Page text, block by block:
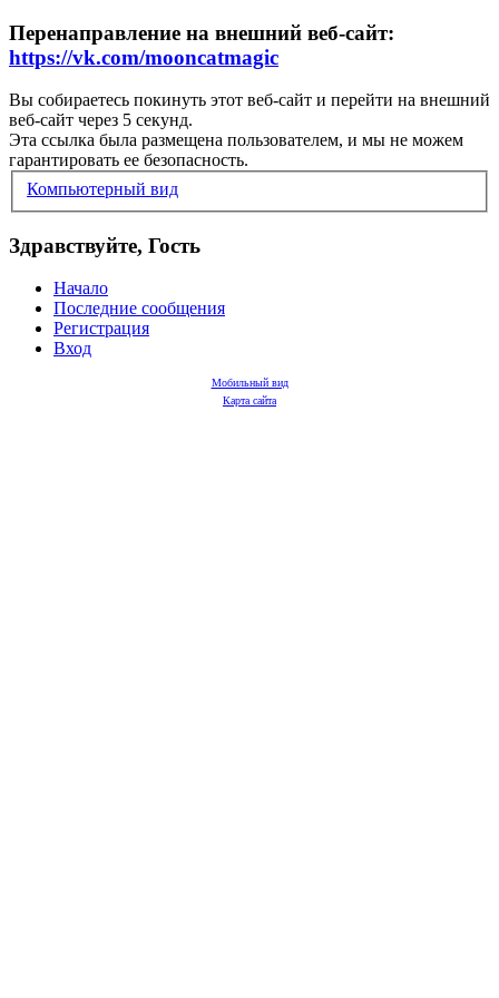
Перенаправление на внешний веб-сайт:
https://vk.com/mooncatmagic
Вы собираетесь покинуть этот веб-сайт и перейти на внешний
веб-сайт через 5 секунд.
Эта ссылка была размещена пользователем, и мы не можем
гарантировать ее безопасность.
Компьютерный вид
Здравствуйте, Гость
Начало
Последние сообщения
Регистрация
Вход
Мобильный вид
Карта сайта